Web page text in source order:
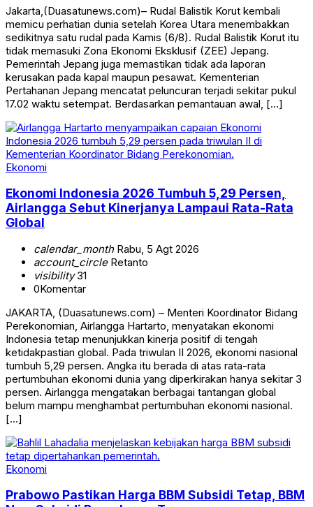
Jakarta,(Duasatunews.com)– Rudal Balistik Korut kembali
memicu perhatian dunia setelah Korea Utara menembakkan
sedikitnya satu rudal pada Kamis (6/8). Rudal Balistik Korut itu
tidak memasuki Zona Ekonomi Eksklusif (ZEE) Jepang.
Pemerintah Jepang juga memastikan tidak ada laporan
kerusakan pada kapal maupun pesawat. Kementerian
Pertahanan Jepang mencatat peluncuran terjadi sekitar pukul
17.02 waktu setempat. Berdasarkan pemantauan awal, […]
Ekonomi
Ekonomi Indonesia 2026 Tumbuh 5,29 Persen,
Airlangga Sebut Kinerjanya Lampaui Rata-Rata
Global
calendar_monthRabu, 5 Agt 2026
account_circleRetanto
visibility31
0Komentar
JAKARTA, (Duasatunews.com) – Menteri Koordinator Bidang
Perekonomian, Airlangga Hartarto, menyatakan ekonomi
Indonesia tetap menunjukkan kinerja positif di tengah
ketidakpastian global. Pada triwulan II 2026, ekonomi nasional
tumbuh 5,29 persen. Angka itu berada di atas rata-rata
pertumbuhan ekonomi dunia yang diperkirakan hanya sekitar 3
persen. Airlangga mengatakan berbagai tantangan global
belum mampu menghambat pertumbuhan ekonomi nasional.
[…]
Ekonomi
Prabowo Pastikan Harga BBM Subsidi Tetap, BBM